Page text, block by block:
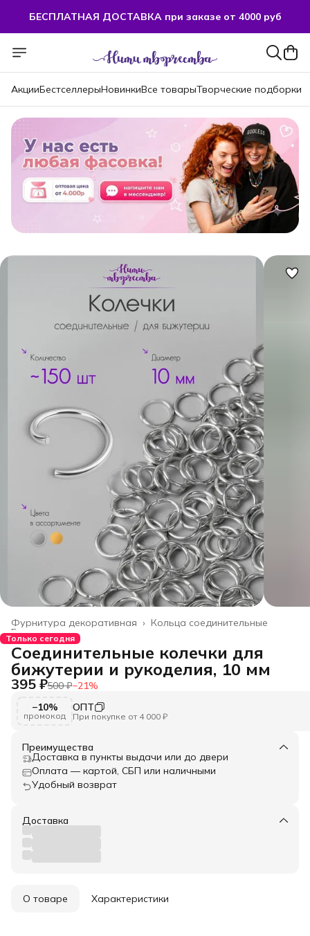
БЕСПЛАТНАЯ ДОСТАВКА при заказе от 4000 руб
БЕСПЛАТНАЯ ДОСТАВКА при заказе от 4000 руб
АкцииБестселлерыНовинкиВсе товарыТворческие подборки
Кольца соединительные
Фурнитура декоративная ›
Главная ›
Только сегодня
Соединительные колечки для
бижутерии и рукоделия, 10 мм
395 ₽500 ₽−21%
−10%
промокод
ОПТ
При покупке от 4 000 ₽
Преимущества
Доставка в пункты выдачи или до двери
Оплата — картой, СБП или наличными
Удобный возврат
Доставка
О товаре Характеристики